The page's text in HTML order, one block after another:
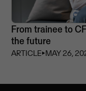
From trainee to
the future
ARTICLE⏵MAY 26,